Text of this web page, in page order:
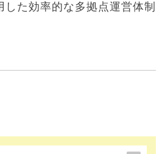
た効率的な多拠点運営体制